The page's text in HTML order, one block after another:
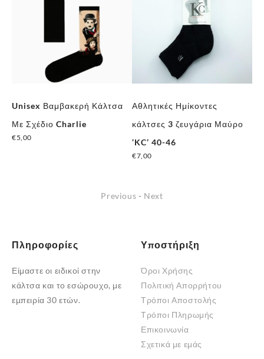
Unisex Βαμβακερή Κάλτσα
Με Σχέδιο Charlie
€5,00
Αθλητικές Ημίκοντες
κάλτσες 3 ζευγάρια Μαύρο
‘KC’ 40-46
€7,00
Previous - Next
Πληροφορίες
Είμαστε οι ειδικοί στην
κάλτσα και το εσώρουχο, με
εμπειρία 30 ετών.
Υποστήριξη
Όροι Χρήσης
Πολιτική Απορρήτου
Τρόποι Αποστολής
Τρόποι Πληρωμής
Επικοινωνία
Σχετικά με εμάς